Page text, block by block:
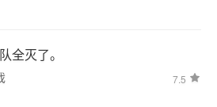
全灭了。
7.5